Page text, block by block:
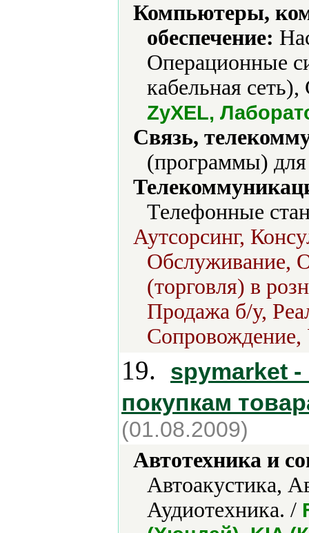
Компьютеры,
обеспечение:
Операционные
кабельная
ZyXEL,
Связь,
(программы)
Телефонные
Аутсорсинг,
Обслуживание,
(торговля) в
Продажа б/у,
Сопровождение,
19.
spymarket -
покупкам
(01.08.2009)
Автотехника и
Автоакустика,
Аудиотехника. /